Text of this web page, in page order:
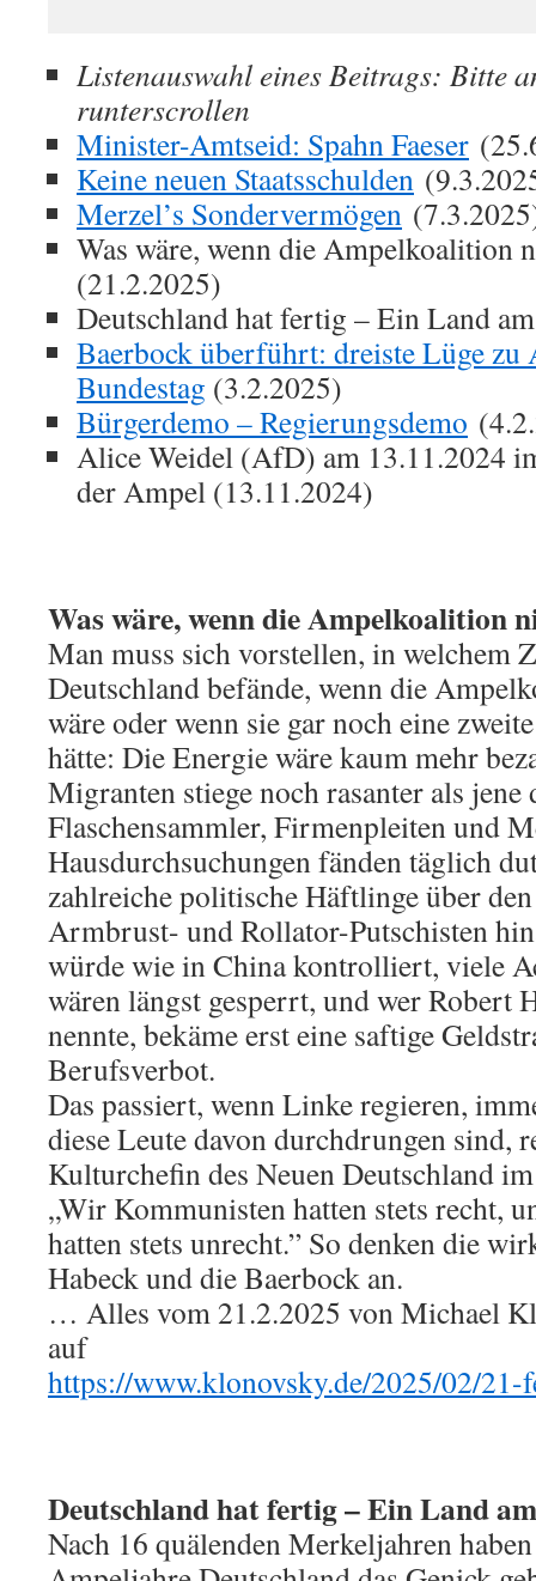
Listenauswahl eines Beitrags: Bitte
runterscrollen
Minister-Amtseid: Spahn Faeser
Keine neuen Staatsschulden
Merzel’s Sondervermögen
Was wäre, wenn die Ampelkoalition
(21.2.2025)
Deutschland hat fertig – Ein Land
Baerbock überführt: dreiste Lüge
Bundestag (3.2.2025)
Bürgerdemo – Regierungsdemo
Alice Weidel (AfD) am 13.11.2024
der Ampel (13.11.2024)
Was wäre, wenn die Ampelkoalition
Man muss sich vorstellen, in welchem
Deutschland befände, wenn die
wäre oder wenn sie gar noch eine
hätte: Die Energie wäre kaum mehr
Migranten stiege noch rasanter als jene
Flaschensammler, Firmenpleiten und
Hausdurchsuchungen fänden täglich
zahlreiche politische Häftlinge über
Armbrust- und Rollator-Putschisten
würde wie in China kontrolliert, viele
wären längst gesperrt, und wer Robert
nennte, bekäme erst eine saftige
Berufsverbot.
Das passiert, wenn Linke regieren,
diese Leute davon durchdrungen sind,
Kulturchefin des Neuen Deutschland
„Wir Kommunisten hatten stets recht,
hatten stets unrecht.” So denken die
Habeck und die Baerbock an.
… Alles vom 21.2.2025 von Michael
auf
https://www.klonovsky.de/2025/02/21-
Deutschland hat fertig – Ein Land
Nach 16 quälenden Merkeljahren